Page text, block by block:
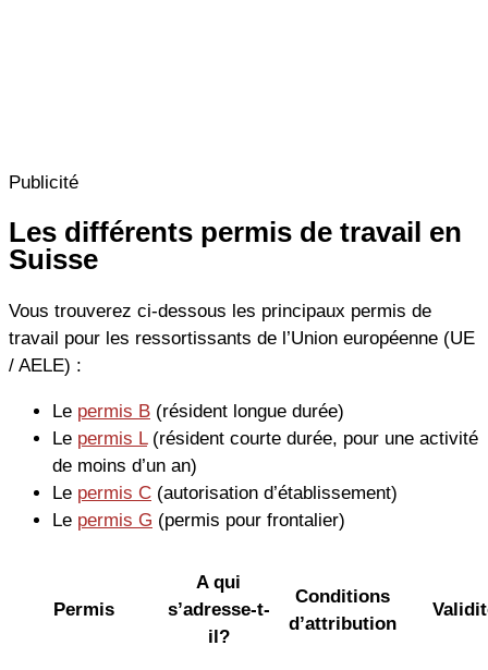
Publicité
Les différents permis de travail en
Suisse
Vous trouverez ci-dessous les principaux permis de
travail pour les ressortissants de l’Union européenne (UE
/ AELE) :
Le permis B (résident longue durée)
Le permis L(résident courte durée, pour une activité
de moins d’un an)
Le permis C (autorisation d’établissement)
Le permis G (permis pour frontalier)
Permis
A qui
s’adresse-t-
il?
Conditions
d’attribution